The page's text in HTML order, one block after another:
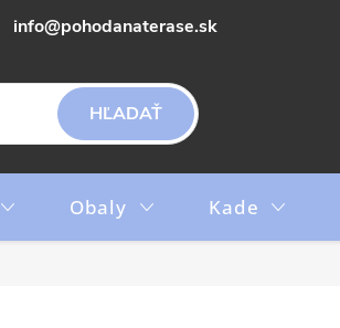
info@pohodanaterase.sk
HĽADAŤ
Obaly Kade